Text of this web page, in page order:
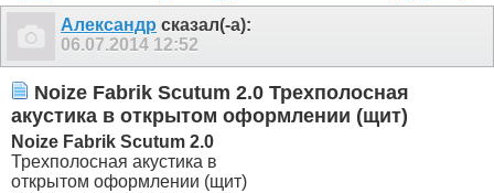
Александр сказал(-а):
06.07.2014 12:52
Noize Fabrik Scutum 2.0 Трехполосная
акустика в открытом оформлении (щит)
Noize Fabrik Scutum 2.0
Трехполосная акустика в
открытом оформлении (щит)